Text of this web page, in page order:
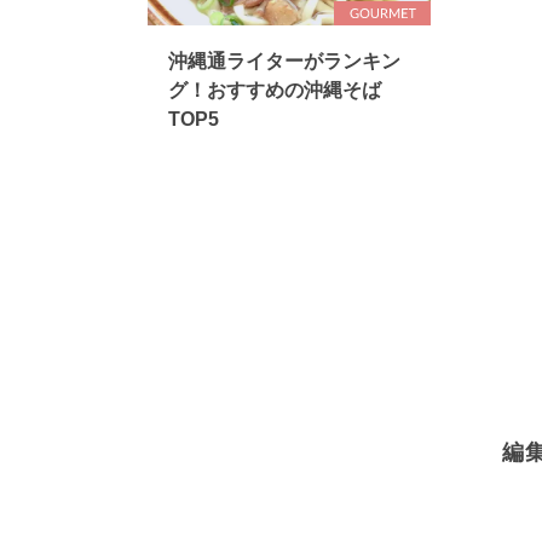
沖縄通ライターがランキン
グ！おすすめの沖縄そば
TOP5
編